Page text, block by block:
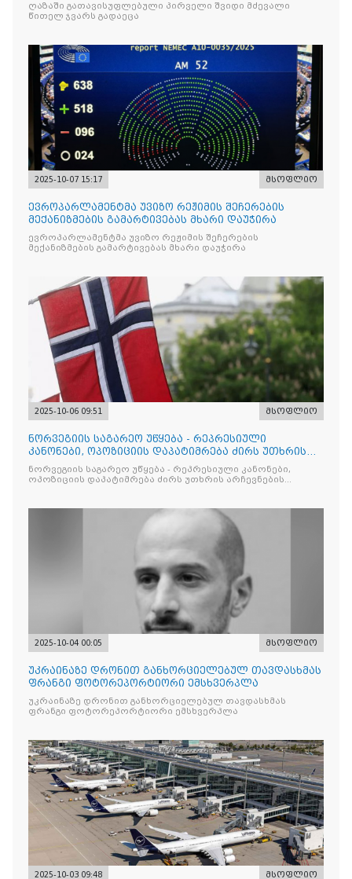
ღაზაში გათავისუფლებული პირველი შვიდი მძევალი
წითელ ჯვარს გადაეცა
2025-10-07 15:17 მსოფლიო
ევროპარლამენტმა უვიზო რეჟიმის შეჩერების
მექანიზმების გამარტივებას მხარი დაუჭირა
ევროპარლამენტმა უვიზო რეჟიმის შეჩერების
მექანიზმების გამარტივებას მხარი დაუჭირა
2025-10-06 09:51 მსოფლიო
ნორვეგიის საგარეო უწყება - რეპრესიული
კანონები, ოპოზიციის დაპატიმრება ძირს უთხრის
არჩევნების ნდობას
ნორვეგიის საგარეო უწყება - რეპრესიული კანონები,
ოპოზიციის დაპატიმრება ძირს უთხრის არჩევნების
2025-10-04 00:05 მსოფლიო
უკრაინაზე დრონით განხორციელებულ თავდასხმას
ფრანგი ფოტორეპორტიორი ემსხვერპლა
უკრაინაზე დრონით განხორციელებულ თავდასხმას
ფრანგი ფოტორეპორტიორი ემსხვერპლა
2025-10-03 09:48 მსოფლიო